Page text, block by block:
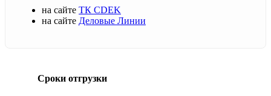
на сайте ТК CDEK
на сайте Деловые Линии
Сроки отгрузки